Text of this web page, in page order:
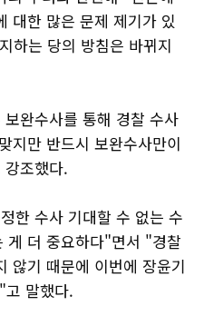
대한 많은 문제 제기가 있
하는 당의 방침은 바뀌지
완수사를 통해 경찰 수사
지만 반드시 보완수사만이
조했다.
한 수사 기대할 수 없는 수
게 더 중요하다"면서 "경찰
않기 때문에 이번에 장윤기
고 말했다.